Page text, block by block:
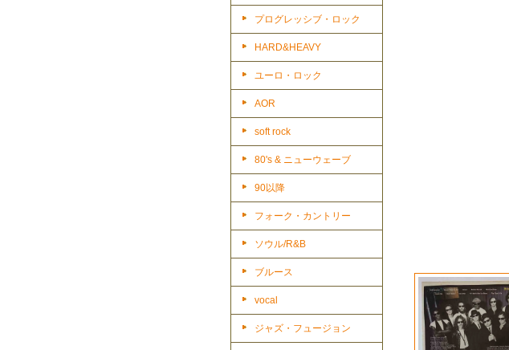
プログレッシブ・ロック
HARD&HEAVY
ユーロ・ロック
AOR
soft rock
80's & ニューウェーブ
90以降
フォーク・カントリー
ソウル/R&B
ブルース
vocal
ジャズ・フュージョン